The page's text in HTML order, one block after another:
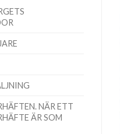
NÄR ETT
ÄR SOM